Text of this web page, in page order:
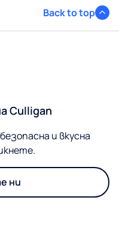
Back to top
Culligan
и вкусна
ни